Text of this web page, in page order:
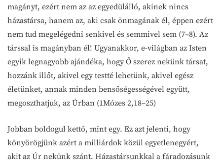
magányt, ezért nem az az egyedülálló, akinek nincs
házastársa, hanem az, aki csak önmagának él, éppen ezért
nem tud megelégedni senkivel és semmivel sem (7–8). Az
társsal is magányban él! Ugyanakkor, e-világban az Isten
egyik legnagyobb ajándéka, hogy Ő szerez nekünk társat,
hozzánk illőt, akivel egy testté lehetünk, akivel egész
életünket, annak minden bensőségességével együtt,
megoszthatjuk, az Úrban (1Mózes 2,18–25)
Jobban boldogul kettő, mint egy. Ez azt jelenti, hogy
könyörögjünk azért a milliárdok közül egyetlenegyért,
akit az Úr nekünk szánt. Házastársunkkal a fáradozásunk